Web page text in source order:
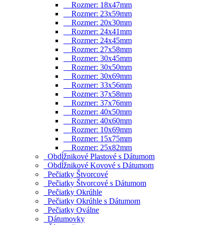
Rozmer: 18x47mm
Rozmer: 23x59mm
Rozmer: 20x30mm
Rozmer: 24x41mm
Rozmer: 24x45mm
Rozmer: 27x58mm
Rozmer: 30x45mm
Rozmer: 30x50mm
Rozmer: 30x69mm
Rozmer: 33x56mm
Rozmer: 37x58mm
Rozmer: 37x76mm
Rozmer: 40x50mm
Rozmer: 40x60mm
Rozmer: 10x69mm
Rozmer: 15x75mm
Rozmer: 25x82mm
Obdĺžnikové Plastové s Dátumom
Obdĺžnikové Kovové s Dátumom
Pečiatky Štvorcové
Pečiatky Štvorcové s Dátumom
Pečiatky Okrúhle
Pečiatky Okrúhle s Dátumom
Pečiatky Oválne
Dátumovky